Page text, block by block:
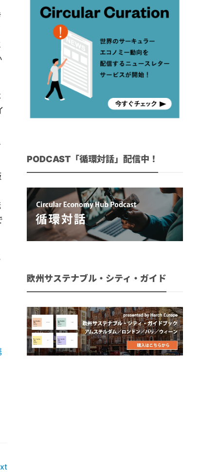
PODCAST「循環対話」配信中！
欧州サステナブル・シティ・ガイド